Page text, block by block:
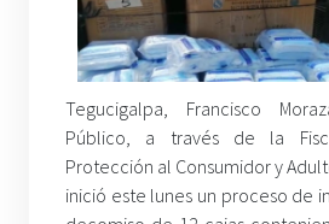
Tegucigalpa, Francisco
Público, a través de la
Protección al Consumidor y
inició este lunes un proceso de